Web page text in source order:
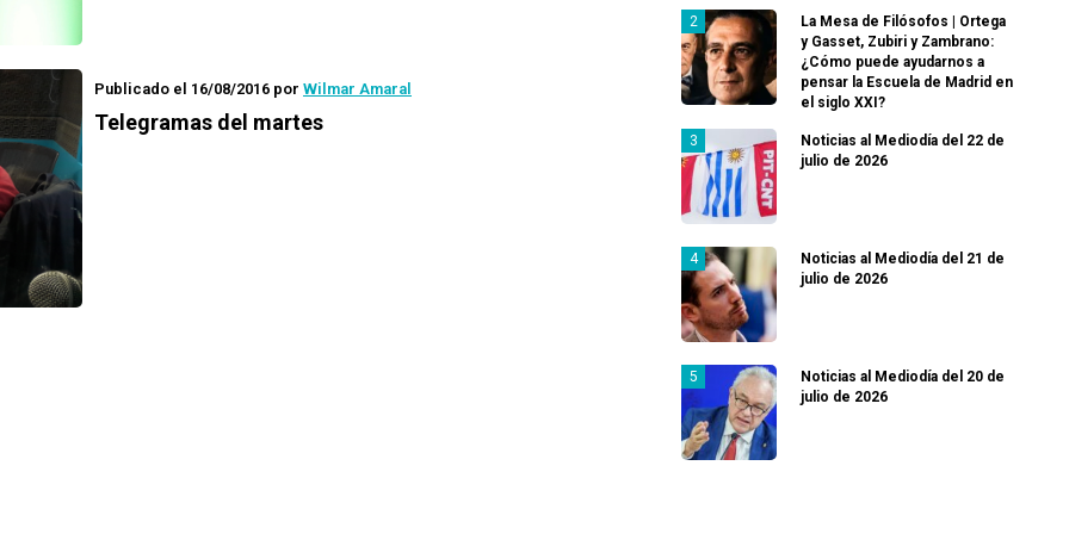
Publicado el 16/08/2016 por Wilmar Amaral
Telegramas del martes
La Mesa de Filósofos | Ortega
y Gasset, Zubiri y Zambrano:
¿Cómo puede ayudarnos a
pensar la Escuela de Madrid en
el siglo XXI?
Noticias al Mediodía del 22 de
julio de 2026
Noticias al Mediodía del 21 de
julio de 2026
Noticias al Mediodía del 20 de
julio de 2026